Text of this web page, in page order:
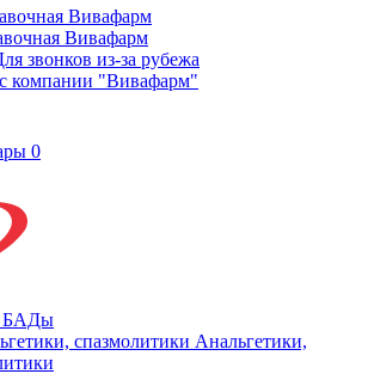
Вивафарм
Вивафарм
звонков из-за рубежа
компании "Вивафарм"
0
БАДы
Анальгетики,